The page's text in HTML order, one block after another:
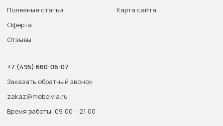
Полезные статьи
Оферта
Отзывы
Карта сайта
+7 (495) 660-06-07
Заказать обратный звонок
zakaz@mebelvia.ru
Время работы: 09:00 – 21:00